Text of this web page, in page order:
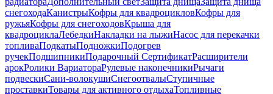
снегоходаКанистрыКофры для квадроцикловКофры для
ружьяКофры для снегоходовКрыша для
квадроциклаЛебедкиНакладки на лыжиНасос для перекачки
топливаПодкатыПодножкиПодогрев
ручекПодшипникиПодарочный СертификатРасширители
арокРолики ВариатораРулевые наконечникиРычаги
подвескиСани-волокушиСнегоотвалыСтупичные
проставкиТовары для активного отдыхаТопливные